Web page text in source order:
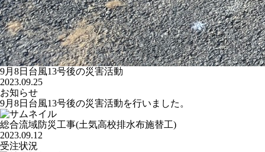
9月8日台風13号後の災害活動
2023.09.25
お知らせ
9月8日台風13号後の災害活動を行いました。
総合流域防災工事(土気高校排水布施替工)
2023.09.12
受注状況